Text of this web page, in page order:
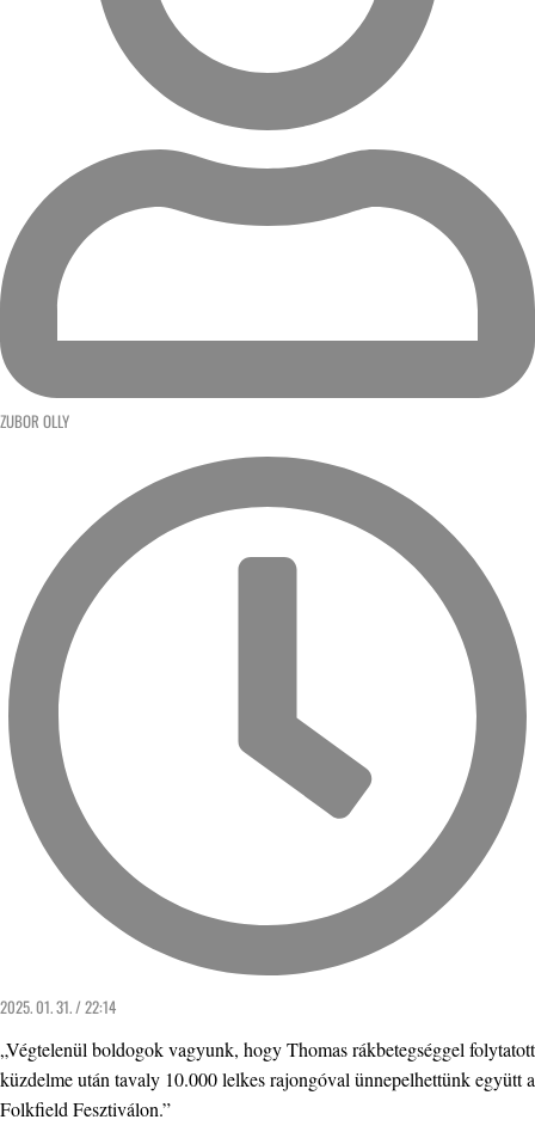
ZUBOR OLLY
2025. 01. 31. / 22:14
„Végtelenül boldogok vagyunk, hogy Thomas rákbetegséggel folytatott
küzdelme után tavaly 10.000 lelkes rajongóval ünnepelhettünk együtt a
Folkfield Fesztiválon.”